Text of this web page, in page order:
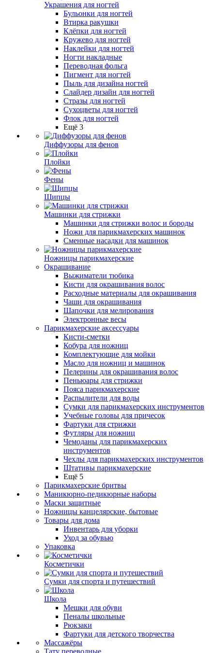
Украшения для ногтей
Бульонки для ногтей
Втирка ракушки
Клёпки для ногтей
Кружево для ногтей
Наклейки для ногтей
Ногти накладные
Переводная фольга
Пигмент для ногтей
Пыль для дизайна ногтей
Слайдер дизайн для ногтей
Стразы для ногтей
Сухоцветы для ногтей
Флок для ногтей
Ещё 3
Диффузоры для фенов
Плойки
Фены
Щипцы
Машинки для стрижки
Машинки для стрижки волос и бороды
Ножи для парикмахерских машинок
Сменные насадки для машинок
Ножницы парикмахерские
Окрашивание
Выжиматели тюбика
Кисти для окрашивания волос
Расходные материалы для окрашивания
Чаши для окрашивания
Шапочки для мелирования
Электронные весы
Парикмахерские аксессуары
Кисти-сметки
Кобура для ножниц
Комплектующие для мойки
Масло для ножниц и машинок
Пелерины для окрашивания волос
Пеньюары для стрижки
Пояса парикмахерские
Распылители для воды
Сумки для парикмахерских инструментов
Учебные головы для причесок
Фартуки для стрижки
Футляры для ножниц
Чемоданы для парикмахерских
инструментов
Чехлы для парикмахерских инструментов
Штативы парикмахерские
Ещё 5
Парикмахерские бритвы
Маникюрно-педикюрные наборы
Маски защитные
Ножницы канцелярские, бытовые
Товары для дома
Инвентарь для уборки
Уход за обувью
Упаковка
Косметички
Сумки для спорта и путешествий
Школа
Мешки для обуви
Пеналы школьные
Рюкзаки
Фартуки для детского творчества
Массажёры
Тату переводные